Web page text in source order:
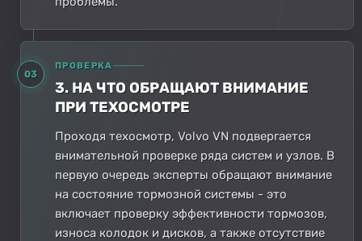
03
ПРОВЕРКА
3. НА ЧТО ОБРАЩАЮТ ВНИМАНИЕ
ПРИ ТЕХОСМОТРЕ
Проходя техосмотр, Volvo VN подвергается
внимательной проверке ряда систем и узлов. В
первую очередь эксперты обращают внимание
на состояние тормозной системы - это
включает проверку эффективности тормозов,
износа колодок и дисков, а также отсутствие